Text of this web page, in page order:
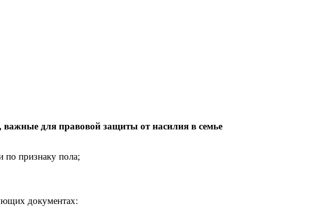
для правовой защиты от насилия в семье
по признаку пола;
документах: